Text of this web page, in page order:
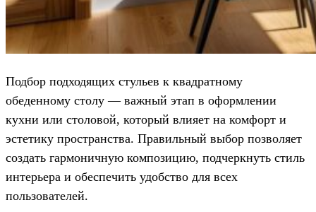
Подбор подходящих стульев к квадратному
обеденному столу — важный этап в оформлении
кухни или столовой, который влияет на комфорт и
эстетику пространства. Правильный выбор позволяет
создать гармоничную композицию, подчеркнуть стиль
интерьера и обеспечить удобство для всех
пользователей.